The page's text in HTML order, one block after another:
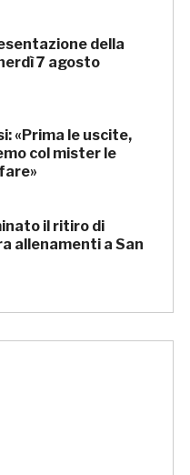
della
7 agosto
«Prima le uscite,
col mister le
il ritiro di
allenamenti a San